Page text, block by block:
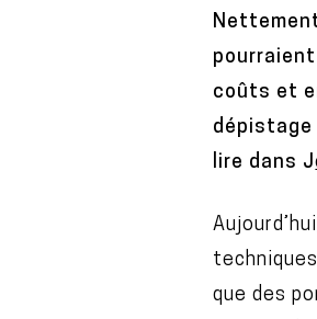
n
t
coûts et
dépistage
lire dans J
que des